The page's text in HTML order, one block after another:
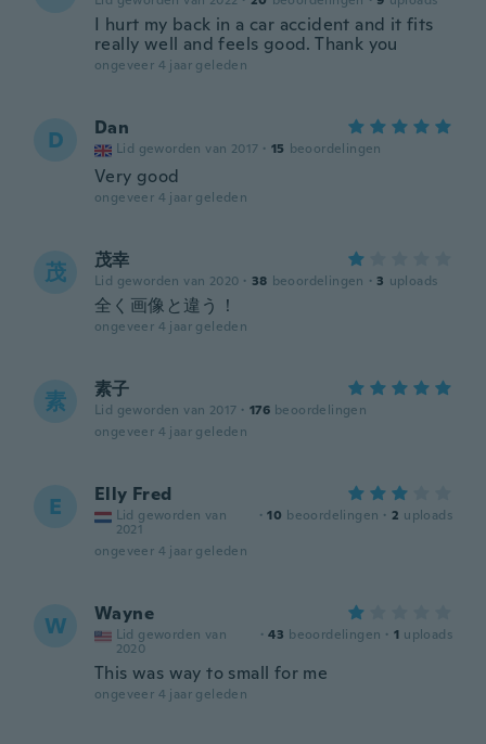
I hurt my back in a car accident and it fits
really well and feels good. Thank you
ongeveer 4 jaar geleden
D Dan
Lid geworden van 2017 · 15 beoordelingen
Very good
ongeveer 4 jaar geleden
茂 茂幸
Lid geworden van 2020 · 38 beoordelingen · 3 uploads
全く画像と違う！
ongeveer 4 jaar geleden
素 素子
Lid geworden van 2017 · 176 beoordelingen
ongeveer 4 jaar geleden
E Elly Fred
Lid geworden van
2021
· 10 beoordelingen · 2 uploads
ongeveer 4 jaar geleden
W Wayne
Lid geworden van
2020
· 43 beoordelingen · 1 uploads
This was way to small for me
ongeveer 4 jaar geleden